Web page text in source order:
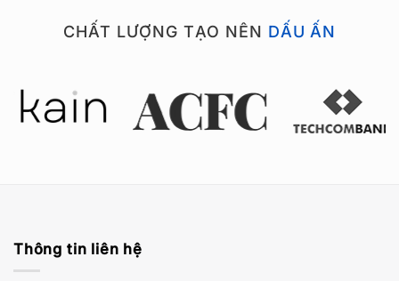
CHẤT LƯỢNG TẠO NÊN DẤU ẤN
Thông tin liên hệ